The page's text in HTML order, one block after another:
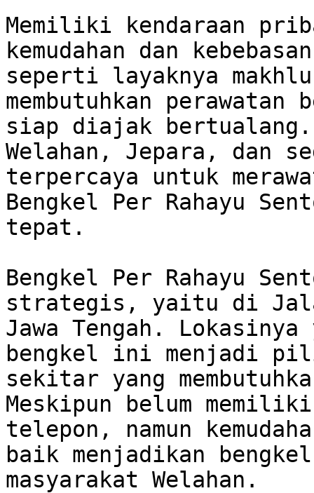
Memiliki kendaraan
kemudahan dan
seperti layaknya
membutuhkan
siap diajak
Welahan, Jepara, dan
terpercaya untuk
Bengkel Per Rahayu
tepat.
Bengkel Per Rahayu
strategis, yaitu di
Jawa Tengah. Lokasinya
bengkel ini menjadi
sekitar yang
Meskipun belum
telepon, namun
baik menjadikan
masyarakat Welahan.